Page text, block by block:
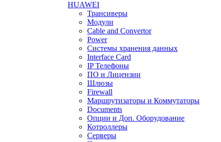
HUAWEI
Трансиверы
Модули
Cable and Convertor
Power
Системы хранения данных
Interface Card
IP Телефоны
ПО и Лицензии
Шлюзы
Firewall
Маршрутизаторы и Коммутаторы
Documents
Опции и Доп. Оборудование
Котроллеры
Серверы